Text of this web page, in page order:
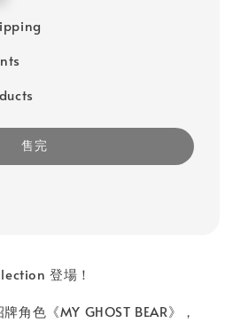
售完
登場！
角色《MY GHOST BEAR》，